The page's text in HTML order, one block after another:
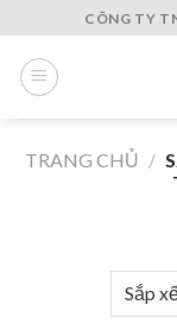
to
content
CÔNG TY
TRANG CHỦ /